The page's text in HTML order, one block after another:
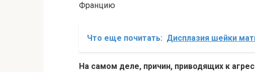
Францию
Что еще почитать: Дисплазия шейки
На самом деле, причин, приводящих к